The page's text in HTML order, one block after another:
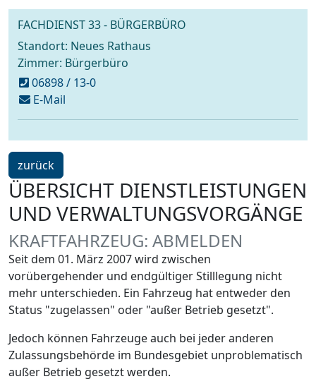
FACHDIENST 33 - BÜRGERBÜRO
Standort: Neues Rathaus
Zimmer: Bürgerbüro
06898 / 13-0
E-Mailschreiben
an
ein
Schritt
zurück
ÜBERSICHT DIENSTLEISTUNGEN
UND VERWALTUNGSVORGÄNGE
KRAFTFAHRZEUG: ABMELDEN
Seit dem 01. März 2007 wird zwischen
vorübergehender und endgültiger Stilllegung nicht
mehr unterschieden. Ein Fahrzeug hat entweder den
Status "zugelassen" oder "außer Betrieb gesetzt".
Jedoch können Fahrzeuge auch bei jeder anderen
Zulassungsbehörde im Bundesgebiet unproblematisch
außer Betrieb gesetzt werden.